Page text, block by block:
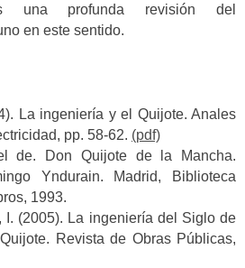
una profunda revisión del
en este sentido.
La ingeniería y el Quijote. Anales
pp. 58-62. (pdf)
de. Don Quijote de la Mancha.
Yndurain. Madrid, Biblioteca
1993.
I. (2005). La ingeniería del Siglo de
Revista de Obras Públicas,